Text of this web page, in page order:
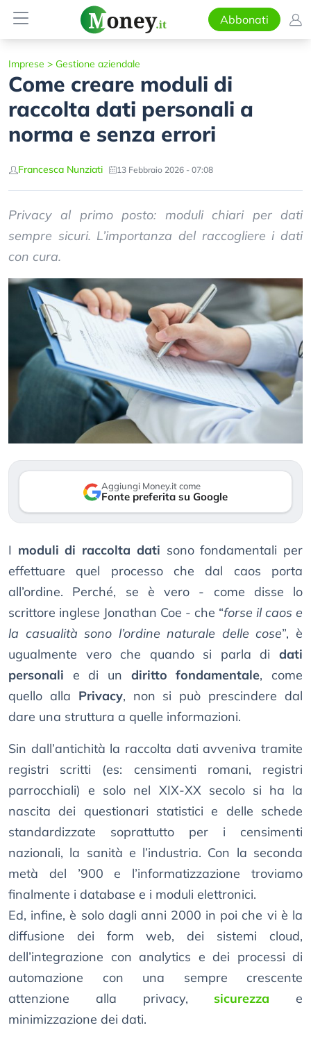
Abbonati
Imprese > Gestione aziendale
Come creare moduli di
raccolta dati personali a
norma e senza errori
Francesca Nunziati 13 Febbraio 2026 - 07:08
Privacy al primo posto: moduli chiari per dati
sempre sicuri. L’importanza del raccogliere i dati
con cura.
Aggiungi Money.it come
Fonte preferita su Google
I moduli di raccolta dati sono fondamentali per
effettuare quel processo che dal caos porta
all’ordine. Perché, se è vero - come disse lo
scrittore inglese Jonathan Coe - che “forse il caos e
la casualità sono l’ordine naturale delle cose”, è
ugualmente vero che quando si parla di dati
personali e di un diritto fondamentale, come
quello alla Privacy, non si può prescindere dal
dare una struttura a quelle informazioni.
Sin dall’antichità la raccolta dati avveniva tramite
registri scritti (es: censimenti romani, registri
parrocchiali) e solo nel XIX-XX secolo si ha la
nascita dei questionari statistici e delle schede
standardizzate soprattutto per i censimenti
nazionali, la sanità e l’industria. Con la seconda
metà del ’900 e l’informatizzazione troviamo
finalmente i database e i moduli elettronici.
Ed, infine, è solo dagli anni 2000 in poi che vi è la
diffusione dei form web, dei sistemi cloud,
dell’integrazione con analytics e dei processi di
automazione con una sempre crescente
attenzione alla privacy, sicurezza e
minimizzazione dei dati.